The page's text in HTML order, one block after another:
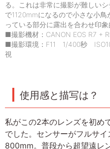
る。これは非常に撮影が難しい
で1120mmになるので小さな小
っている部分に露出を合わせ印象
■撮影機材：CANON EOS R7 +
■撮影環境：F11 1/400秒
視
使用感と描写は？
私がこの2本のレンズを初め
でした。センサーがフルサ
800mm。普段から超望遠レ